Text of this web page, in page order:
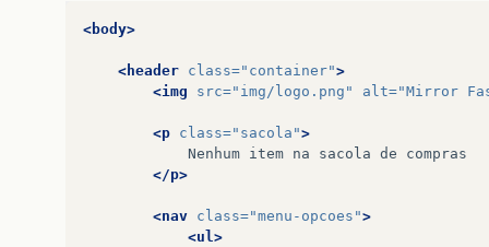
<body>
<header class="container">
<img
src="img/logo.png" alt="Mirror
<p class="sacola">
Nenhum item na sacola de
</p>
<nav class="menu-opcoes">
<ul>